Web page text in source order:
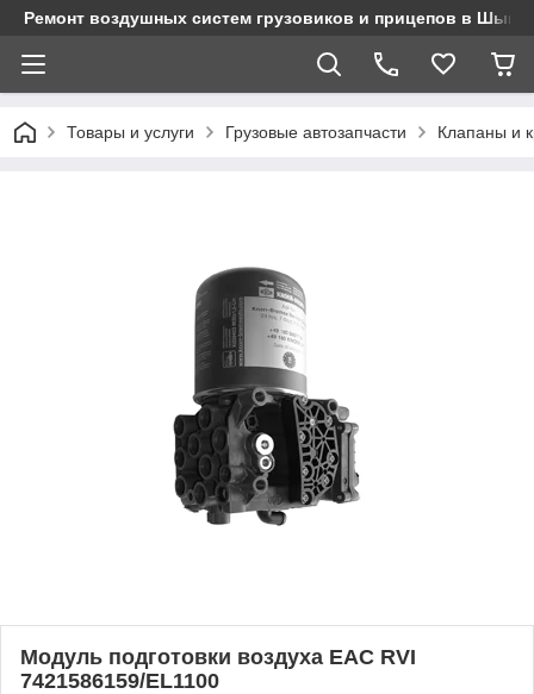
Ремонт воздушных систем грузовиков и прицепов в
Товары и услуги Грузовые автозапчасти Клапаны и
Модуль подготовки воздуха EAC RVI
7421586159/EL1100